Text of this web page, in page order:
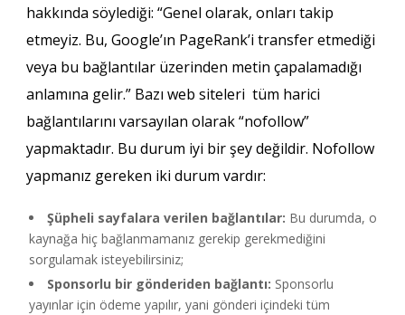
hakkında söylediği: “Genel olarak, onları takip
etmeyiz. Bu, Google’ın PageRank’i transfer etmediği
veya bu bağlantılar üzerinden metin çapalamadığı
anlamına gelir.” Bazı web siteleri tüm harici
bağlantılarını varsayılan olarak “nofollow”
yapmaktadır. Bu durum iyi bir şey değildir. Nofollow
yapmanız gereken iki durum vardır:
Şüpheli sayfalara verilen bağlantılar: Bu durumda, o
kaynağa hiç bağlanmamanız gerekip gerekmediğini
sorgulamak isteyebilirsiniz;
Sponsorlu bir gönderiden bağlantı: Sponsorlu
yayınlar için ödeme yapılır, yani gönderi içindeki tüm